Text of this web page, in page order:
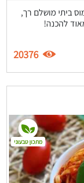
ביתי מושלם רך,
להכנה!
20376
מתכון טבעוני